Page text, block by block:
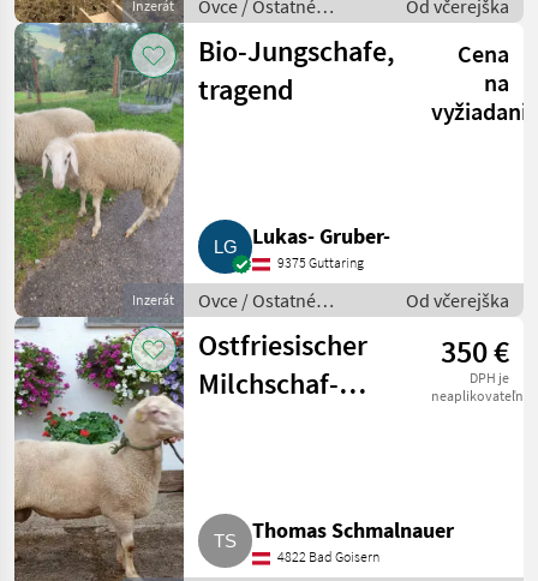
Inzerát
Ovce / Ostatné
plemená oviec
Od včerejška
Inzerát
Bio-Jungschafe,
tragend
Cena
na
Lukas- Gruber-
9375 Guttaring
Ovce / Ostatné
plemená oviec
Od včerejška
Ostfriesischer
Milchschaf-
350 €
DPH je
neaplikovateľné
Thomas Schmalnauer
4822 Bad Goisern